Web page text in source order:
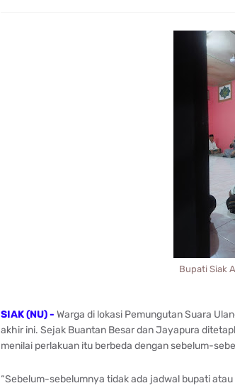
Bupati Siak
SIAK (NU) - Warga di lokasi Pemungutan Suara
akhir ini. Sejak Buantan Besar dan Jayapura
menilai perlakuan itu berbeda dengan sebelum-
“Sebelum-sebelumnya tidak ada jadwal bupati